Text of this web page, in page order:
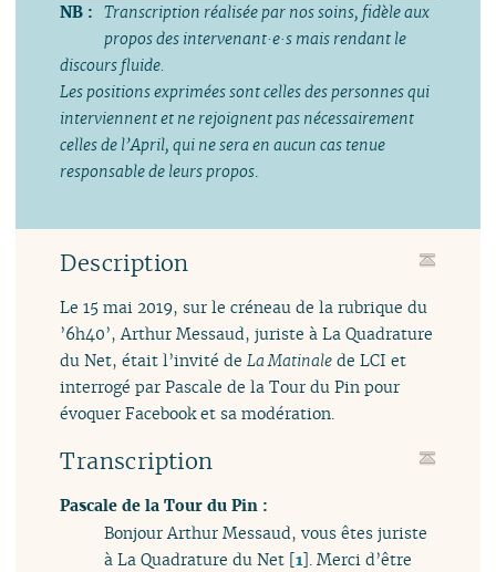
NB : Transcription réalisée par nos soins, fidèle aux
propos des intervenant·e·s mais rendant le
discours fluide.
Les positions exprimées sont celles des personnes qui
interviennent et ne rejoignent pas nécessairement
celles de l’April, qui ne sera en aucun cas tenue
responsable de leurs propos.
Description
Le 15 mai 2019, sur le créneau de la rubrique du
’6h40’, Arthur Messaud, juriste à La Quadrature
du Net, était l’invité deLa Matinale de LCI et
interrogé par Pascale de la Tour du Pin pour
évoquer Facebook et sa modération.
Transcription
Pascale de la Tour du Pin :
Bonjour Arthur Messaud, vous êtes juriste
à La Quadrature du Net [1]. Merci d’être